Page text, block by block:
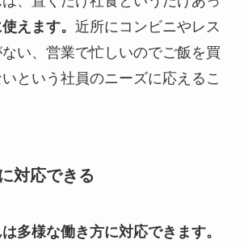
えます。 近所にコンビニやレス
ない、営業で忙しいのでご飯を買
という社員のニーズに応えるこ
対応できる
多様な働き方に対応できます。